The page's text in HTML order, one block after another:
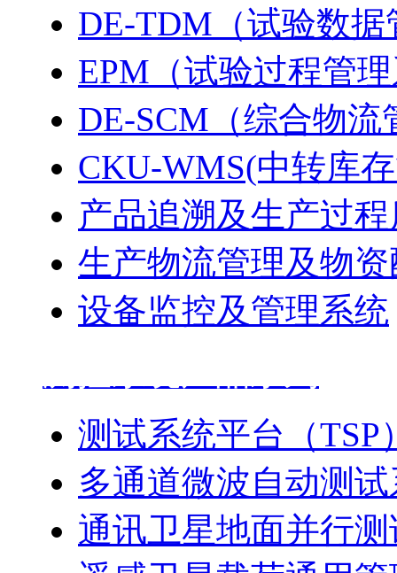
DE-TDM（试验数据
EPM（试验过程管
DE-SCM（综合物流
CKU-WMS(中转库
产品追溯及生产过
生产物流管理及物
设备监控及管理系统
测试系统平台（TSP
多通道微波自动测
通讯卫星地面并行